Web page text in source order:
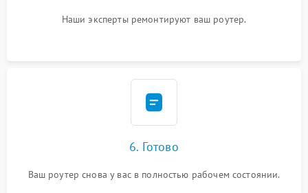
Наши эксперты ремонтируют ваш роутер.
6. Готово
Ваш роутер снова у вас в полностью рабочем состоянии.